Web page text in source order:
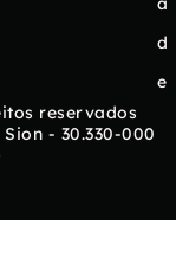
d
e
reservados
- 30.330-000